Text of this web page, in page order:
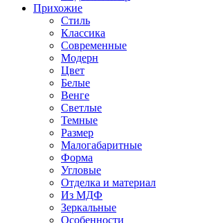
Прихожие
Стиль
Классика
Современные
Модерн
Цвет
Белые
Венге
Светлые
Темные
Размер
Малогабаритные
Форма
Угловые
Отделка и материал
Из МДФ
Зеркальные
Особенности